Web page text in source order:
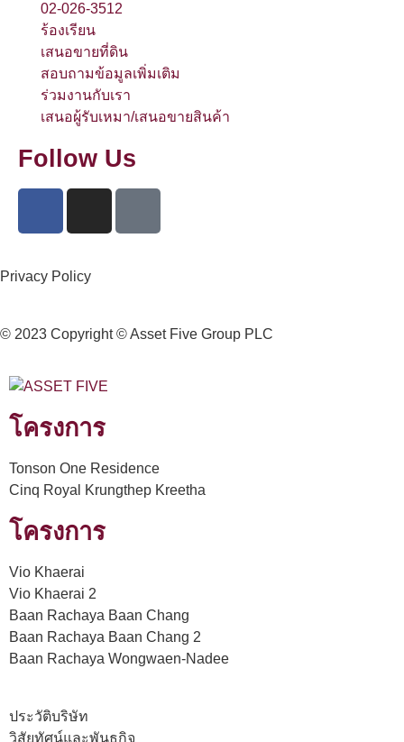
02-026-3512
ร้องเรียน
เสนอขายที่ดิน
สอบถามข้อมูลเพิ่มเติม
ร่วมงานกับเรา
เสนอผู้รับเหมา/เสนอขายสินค้า
Follow Us
Privacy Policy
© 2023 Copyright © Asset Five Group PLC
โครงการ
Tonson One Residence
Cinq Royal Krungthep Kreetha
โครงการ
Vio Khaerai
Vio Khaerai 2
Baan Rachaya Baan Chang
Baan Rachaya Baan Chang 2
Baan Rachaya Wongwaen-Nadee
ประวัติบริษัท
วิสัยทัศน์และพันธกิจ